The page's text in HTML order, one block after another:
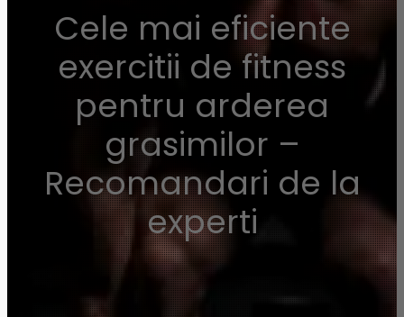
Cele mai eficiente
exercitii de fitness
pentru arderea
grasimilor –
Recomandari de la
experti